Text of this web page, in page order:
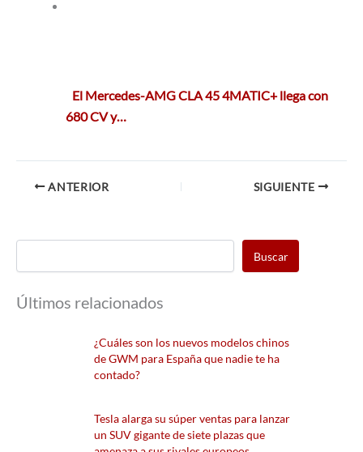
El Mercedes-AMG CLA 45 4MATIC+ llega con
680 CV y…
ANTERIOR SIGUIENTE
Buscar
Últimos relacionados
¿Cuáles son los nuevos modelos chinos
de GWM para España que nadie te ha
contado?
Tesla alarga su súper ventas para lanzar
un SUV gigante de siete plazas que